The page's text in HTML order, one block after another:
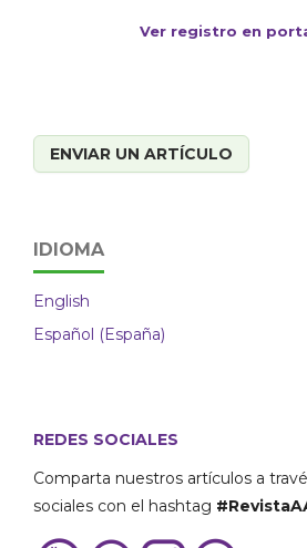
Ver registro en
ENVIAR UN ARTÍCULO
IDIOMA
English
Español (España)
REDES SOCIALES
Comparta nuestros artículos a
sociales con el hashtag